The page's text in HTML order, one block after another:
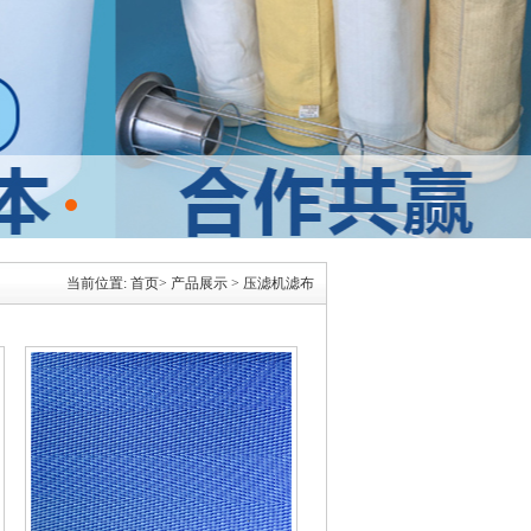
当前位置: 首页> 产品展示 > 压滤机滤布